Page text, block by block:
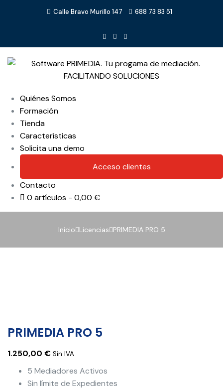
Calle Bravo Murillo 147 688 73 83 51
Quiénes Somos
Formación
Tienda
Características
Solicita una demo
Acceso clientes
Contacto
0 artículos
0,00 €
Inicio Licencias PRIMEDIA PRO 5
PRIMEDIA PRO 5
1.250,00 € Sin IVA
5 Mediadores Activos
Sin límite de Expedientes